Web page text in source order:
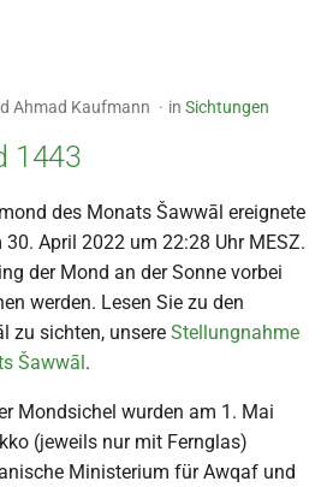
Ahmad Kaufmann in Sichtungen
1443
des Monats Šawwāl ereignete
April 2022 um 22:28 Uhr MESZ.
der Mond an der Sonne vorbei
werden. Lesen Sie zu den
zu sichten, unsere Stellungnahme
Šawwāl.
Mondsichel wurden am 1. Mai
(jeweils nur mit Fernglas)
Ministerium für Awqaf und